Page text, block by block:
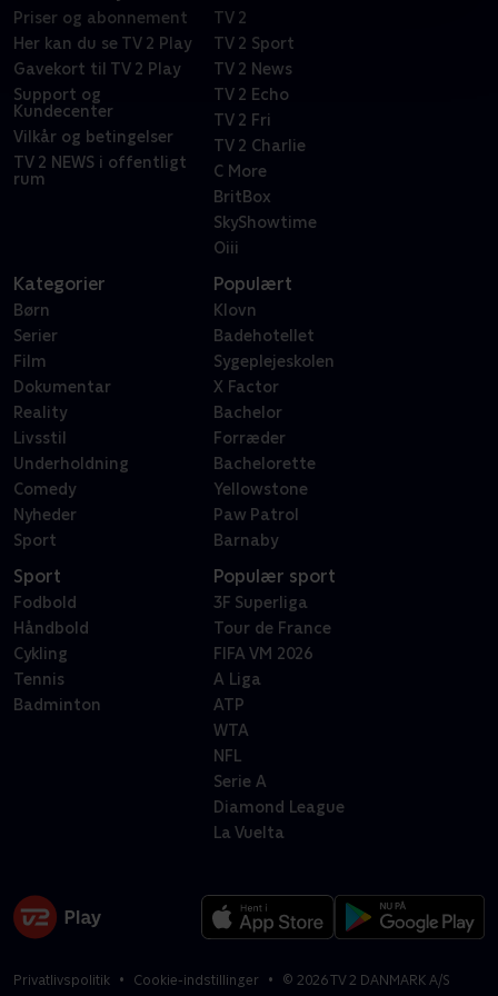
Priser og abonnement
Her kan du se TV 2 Play
Gavekort til TV 2 Play
Support og
Kundecenter
Vilkår og betingelser
TV 2 NEWS i offentligt
rum
TV 2
TV 2 Sport
TV 2 News
TV 2 Echo
TV 2 Fri
TV 2 Charlie
C More
BritBox
SkyShowtime
Oiii
Kategorier
Børn
Serier
Film
Dokumentar
Reality
Livsstil
Underholdning
Comedy
Nyheder
Sport
Populært
Klovn
Badehotellet
Sygeplejeskolen
X Factor
Bachelor
Forræder
Bachelorette
Yellowstone
Paw Patrol
Barnaby
Sport
Fodbold
Håndbold
Cykling
Tennis
Badminton
Populær sport
3F Superliga
Tour de France
FIFA VM 2026
A Liga
ATP
WTA
NFL
Serie A
Diamond League
La Vuelta
Privatlivspolitik Cookie-indstillinger © 2026TV 2 DANMARK A/S